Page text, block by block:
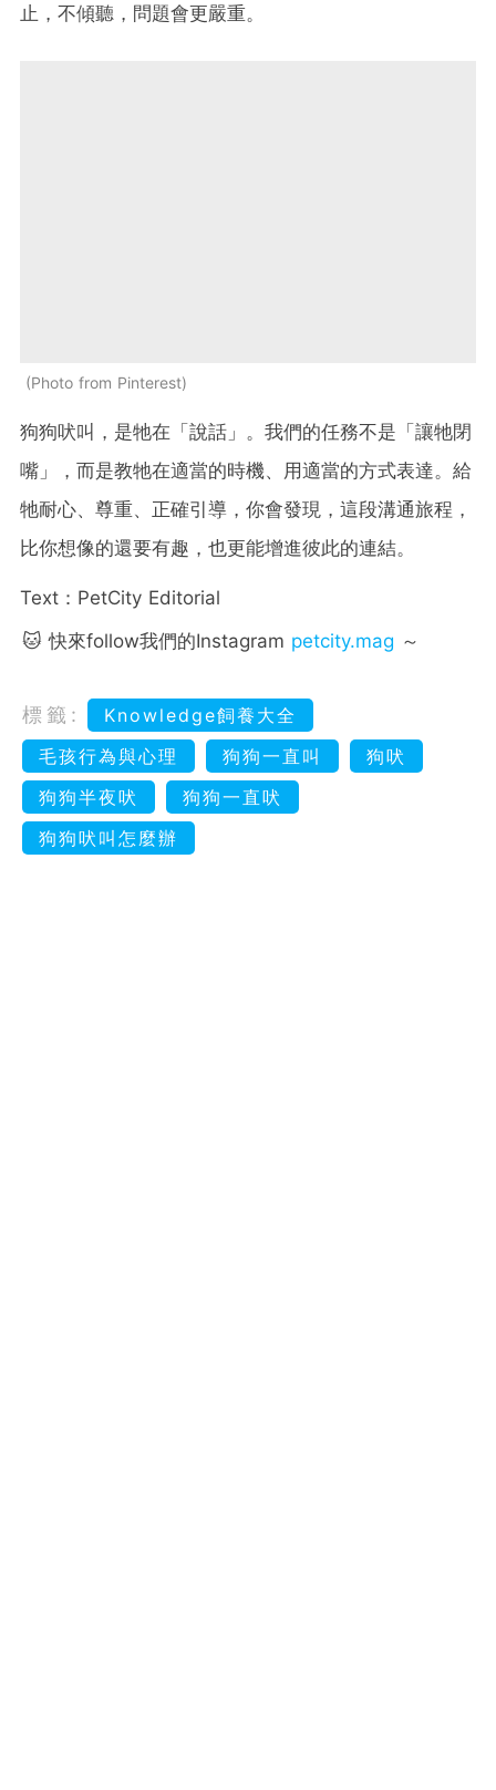
止，不傾聽，問題會更嚴重。
Photo from Pinterest
狗狗吠叫，是牠在「說話」。我們的任務不是「讓牠閉
嘴」，而是教牠在適當的時機、用適當的方式表達。給
牠耐心、尊重、正確引導，你會發現，這段溝通旅程，
比你想像的還要有趣，也更能增進彼此的連結。
Text：PetCity Editorial
🐱 快來follow我們的Instagram petcity.mag ～
標籤:
Knowledge飼養大全
毛孩行為與心理
狗狗一直叫
狗吠
狗狗半夜吠
狗狗一直吠
狗狗吠叫怎麼辦